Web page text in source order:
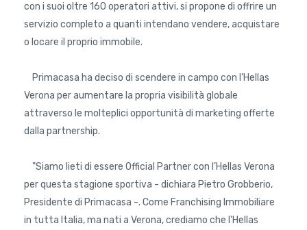
con i suoi oltre 160 operatori attivi, si propone di offrire un
servizio completo a quanti intendano vendere, acquistare
o locare il proprio immobile.
Primacasa ha deciso di scendere in campo con l’Hellas
Verona per aumentare la propria visibilità globale
attraverso le molteplici opportunità di marketing offerte
dalla partnership.
"Siamo lieti di essere Official Partner con l’Hellas Verona
per questa stagione sportiva - dichiara Pietro Grobberio,
Presidente di Primacasa -. Come Franchising Immobiliare
in tutta Italia, ma nati a Verona, crediamo che l'Hellas